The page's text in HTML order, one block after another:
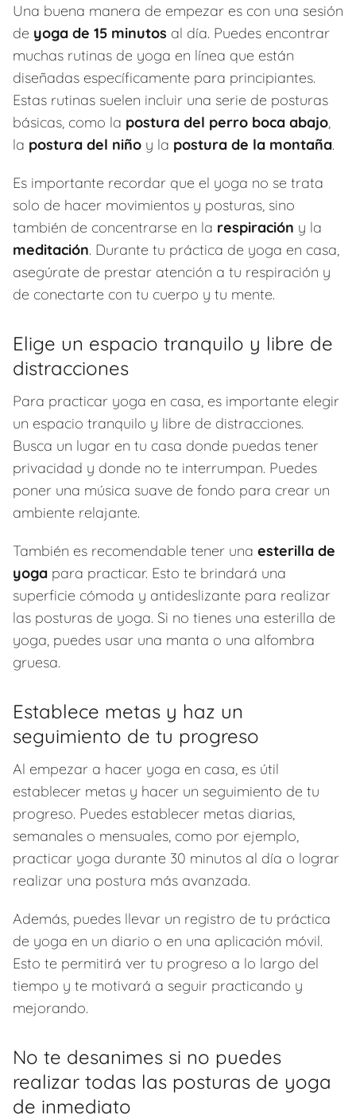
Una buena manera de empezar es con una sesión
de yoga de 15 minutos al día. Puedes encontrar
muchas rutinas de yoga en línea que están
diseñadas específicamente para principiantes.
Estas rutinas suelen incluir una serie de posturas
básicas, como la postura del perro boca abajo,
la postura del niño y la postura de la montaña.
Es importante recordar que el yoga no se trata
solo de hacer movimientos y posturas, sino
también de concentrarse en la respiración y la
meditación. Durante tu práctica de yoga en casa,
asegúrate de prestar atención a tu respiración y
de conectarte con tu cuerpo y tu mente.
Elige un espacio tranquilo y libre de
distracciones
Para practicar yoga en casa, es importante elegir
un espacio tranquilo y libre de distracciones.
Busca un lugar en tu casa donde puedas tener
privacidad y donde no te interrumpan. Puedes
poner una música suave de fondo para crear un
ambiente relajante.
También es recomendable tener una esterilla de
yoga para practicar. Esto te brindará una
superficie cómoda y antideslizante para realizar
las posturas de yoga. Si no tienes una esterilla de
yoga, puedes usar una manta o una alfombra
gruesa.
Establece metas y haz un
seguimiento de tu progreso
Al empezar a hacer yoga en casa, es útil
establecer metas y hacer un seguimiento de tu
progreso. Puedes establecer metas diarias,
semanales o mensuales, como por ejemplo,
practicar yoga durante 30 minutos al día o lograr
realizar una postura más avanzada.
Además, puedes llevar un registro de tu práctica
de yoga en un diario o en una aplicación móvil.
Esto te permitirá ver tu progreso a lo largo del
tiempo y te motivará a seguir practicando y
mejorando.
No te desanimes si no puedes
realizar todas las posturas de yoga
de inmediato